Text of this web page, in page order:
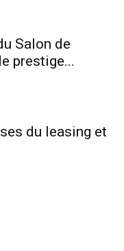
Salon de
prestige...
du leasing et